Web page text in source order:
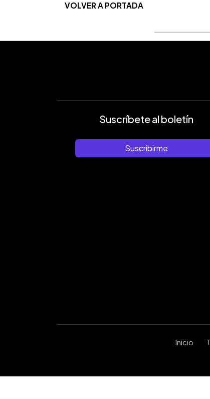
VOLVER A PORTADA
Suscríbete al boletín
Suscribirme
Inicio